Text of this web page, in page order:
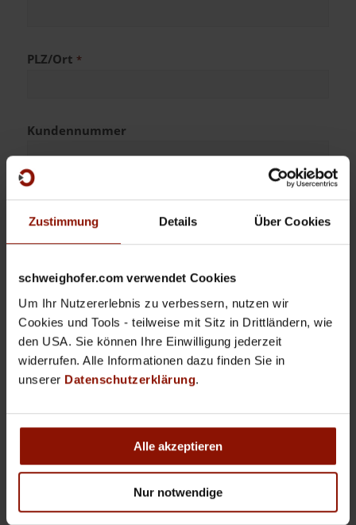
Zustimmung Details Über Cookies
schweighofer.com verwendet Cookies
Um Ihr Nutzererlebnis zu verbessern, nutzen wir
Cookies und Tools - teilweise mit Sitz in Drittländern, wie
den USA. Sie können Ihre Einwilligung jederzeit
widerrufen. Alle Informationen dazu finden Sie in
unserer Datenschutzerklärung.
Alle akzeptieren
Nur notwendige
PLZ/Ort *
Kunden­nummer
E-Mail*
Telefon*
Ich bin an einer kostenlosen
Produktpräsentation interessiert
Die mit einem*gekenn­zeichneten Felder müssen
ausgefüllt werden!
Ja, ich bin damit einverstanden, dass meine
Daten gemäß derDatenschutzerklärungbei